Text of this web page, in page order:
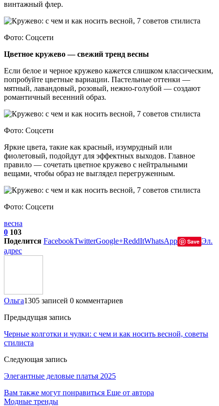
винтажный флер.
Фото: Соцсети
Цветное кружево — свежий тренд весны
Если белое и черное кружево кажется слишком классическим,
попробуйте цветные вариации. Пастельные оттенки —
мятный, лавандовый, розовый, нежно-голубой — создают
романтичный весенний образ.
Фото: Соцсети
Яркие цвета, такие как красный, изумрудный или
фиолетовый, подойдут для эффектных выходов. Главное
правило — сочетать цветное кружево с нейтральными
вещами, чтобы образ не выглядел перегруженным.
Фото: Соцсети
весна
0 103
Поделится FacebookTwitterGoogle+ReddItWhatsApp Save Эл.
адрес
Ольга1305 записей 0 комментариев
Предыдущая запись
Черные колготки и чулки: с чем и как носить весной, советы
стилиста
Следующая запись
Элегантные деловые платья 2025
Вам также могут понравиться Еще от автора
Модные тренды